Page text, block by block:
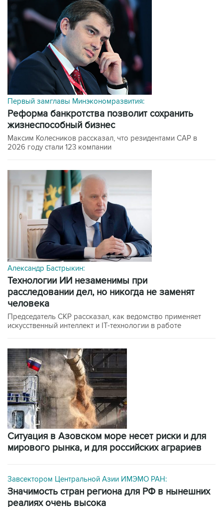
Первый замглавы Минэкономразвития:
Реформа банкротства позволит сохранить
жизнеспособный бизнес
Максим Колесников рассказал, что резидентами САР в
2026 году стали 123 компании
Александр Бастрыкин:
технологии ИИ незаменимы при
расследовании дел, но никогда не заменят
человека
Председатель СКР рассказал, как ведомство применяет
искусственный интеллект и IT-технологии в работе
Ситуация в Азовском море несет риски и для
мирового рынка, и для российских аграриев
Завсектором Центральной Азии ИМЭМО РАН:
значимость стран региона для РФ в нынешних
реалиях очень высока